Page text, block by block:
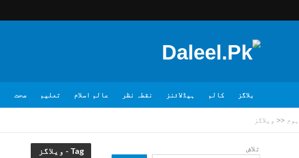
بلاگز کالم ہیڈلائنز نقطہ نظر عالم اسلام تعلیم صحت
ہوم << ویلاگز
Tag - ویلاگز تلاش